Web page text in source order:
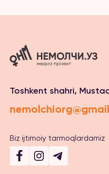
Toshkent shahri,
Biz ijtimoiy tarmoqlardamiz